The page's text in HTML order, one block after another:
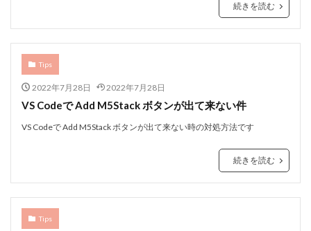
続きを読む
Tips
2022年7月28日 2022年7月28日
VS Codeで Add M5Stack ボタンが出て来ない件
VS Codeで Add M5Stack ボタンが出て来ない時の対処方法です
続きを読む
Tips